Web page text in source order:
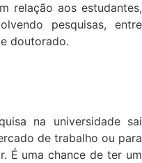
relação aos estudantes,
pesquisas, entre
doutorado.
na universidade sai
de trabalho ou para
É uma chance de ter um